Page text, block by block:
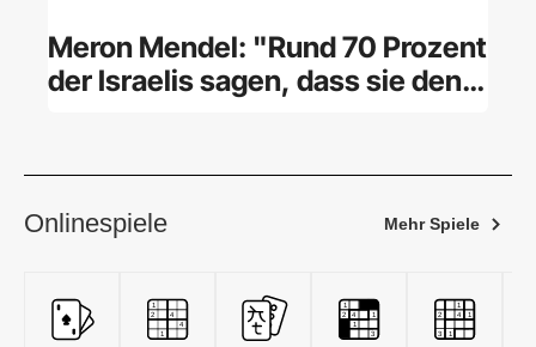
Meron Mendel: "Rund 70 Prozent
der Israelis sagen, dass sie den
Onlinespiele Mehr Spiele